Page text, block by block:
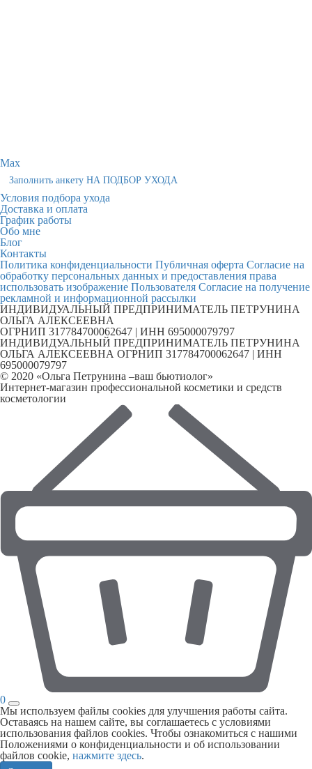
Max
Заполнить анкету НА ПОДБОР УХОДА
Условия подбора ухода
Доставка и оплата
График работы
Обо мне
Блог
Контакты
Политика конфиденциальности Публичная оферта Согласие на
обработку персональных данных и предоставления права
использовать изображение Пользователя Согласие на получение
рекламной и информационной рассылки
ИНДИВИДУАЛЬНЫЙ ПРЕДПРИНИМАТЕЛЬ ПЕТРУНИНА
ОЛЬГА АЛЕКСЕЕВНА
ОГРНИП 317784700062647 | ИНН 695000079797
ИНДИВИДУАЛЬНЫЙ ПРЕДПРИНИМАТЕЛЬ ПЕТРУНИНА
ОЛЬГА АЛЕКСЕЕВНА ОГРНИП 317784700062647 | ИНН
695000079797
© 2020 «Ольга Петрунина –ваш бьютиолог»
Интернет-магазин профессиональной косметики и средств
косметологии
0
Мы используем файлы cookies для улучшения работы сайта.
Оставаясь на нашем сайте, вы соглашаетесь с условиями
использования файлов cookies. Чтобы ознакомиться с нашими
Положениями о конфиденциальности и об использовании
файлов cookie, нажмите здесь.